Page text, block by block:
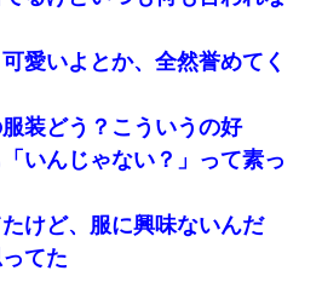
愛いよとか、全然誉めてく
装どう？こういうの好
いんじゃない？」って素っ
けど、服に興味ないんだ
てた